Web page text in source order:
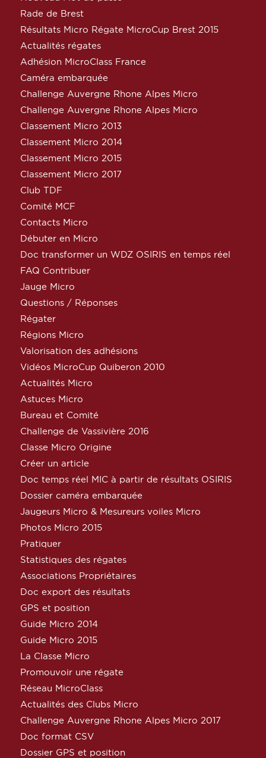
Rade de Brest
Résultats Micro Régate MicroCup Brest 2015
Actualités régates
Adhésion MicroClass France
Caméra embarquée
Challenge Auvergne Rhone Alpes Micro
Challenge Auvergne Rhone Alpes Micro
Classement Micro 2013
Classement Micro 2014
Classement Micro 2015
Classement Micro 2017
Club TDF
Comité MCF
Contacts Micro
Débuter en Micro
Doc transformer un WDZ OSIRIS en temps réel
FAQ Contribuer
Jauge Micro
Questions / Réponses
Régater
Régions Micro
Valorisation des adhésions
Vidéos MicroCup Quiberon 2010
Actualités Micro
Astuces Micro
Bureau et Comité
Challenge de Vassivière 2016
Classe Micro Origine
Créer un article
Doc temps réel MIC à partir de résultats OSIRIS
Dossier caméra embarquée
Jaugeurs Micro & Mesureurs voiles Micro
Photos Micro 2015
Pratiquer
Statistiques des régates
Associations Propriétaires
Doc export des résultats
GPS et position
Guide Micro 2014
Guide Micro 2015
La Classe Micro
Promouvoir une régate
Réseau MicroClass
Actualités des Clubs Micro
Challenge Auvergne Rhone Alpes Micro 2017
Doc format CSV
Dossier GPS et position